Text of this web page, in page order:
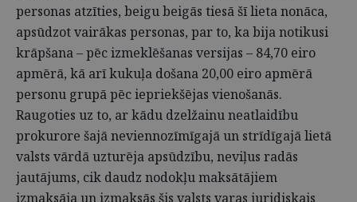
personas atzīties, beigu beigās tiesā šī lieta nonāca,
apsūdzot vairākas personas, par to, ka bija notikusi
krāpšana – pēc izmeklēšanas versijas – 84,70 eiro
apmērā, kā arī kukuļa došana 20,00 eiro apmērā
personu grupā pēc iepriekšējas vienošanās.
Raugoties uz to, ar kādu dzelžainu neatlaidību
prokurore šajā neviennozīmīgajā un strīdīgajā lietā
valsts vārdā uzturēja apsūdzību, neviļus radās
jautājums, cik daudz nodokļu maksātājiem
izmaksāja un izmaksās šis valsts varas juridiskais